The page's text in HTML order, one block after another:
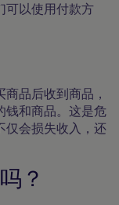
可以使用付款方
品后收到商品，
钱和商品。这是危
仅会损失收入，还
？